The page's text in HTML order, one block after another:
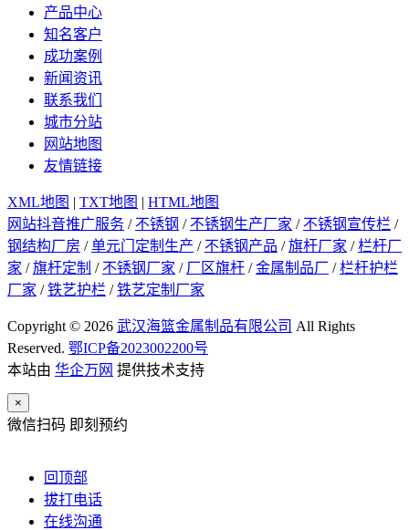
产品中心
知名客户
成功案例
新闻资讯
联系我们
城市分站
网站地图
友情链接
XML地图 | TXT地图 | HTML地图
网站抖音推广服务 / 不锈钢 / 不锈钢生产厂家 / 不锈钢宣传栏 /
钢结构厂房 /单元门定制生产 / 不锈钢产品 /旗杆厂家 /栏杆厂
家 /旗杆定制 / 不锈钢厂家 / 厂区旗杆 /金属制品厂 /栏杆护栏
厂家 /铁艺护栏 /铁艺定制厂家
Copyright © 2026 武汉海篮金属制品有限公司 All Rights
Reserved. 鄂ICP备2023002200号
本站由 华企万网 提供技术支持
×
微信扫码 即刻预约
回顶部
拔打电话
在线沟通